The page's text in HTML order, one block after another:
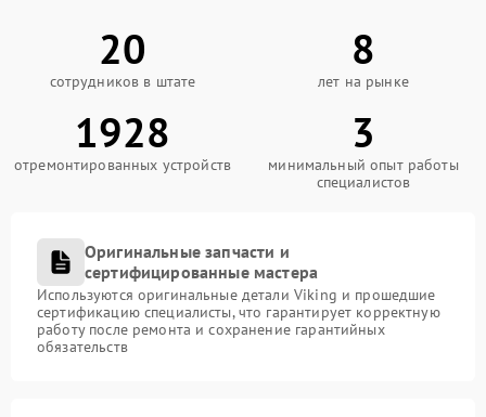
20
сотрудников в штате
8
лет на рынке
1928
отремонтированных устройств
3
минимальный опыт работы
специалистов
Оригинальные запчасти и
сертифицированные мастера
Используются оригинальные детали Viking и прошедшие
сертификацию специалисты, что гарантирует корректную
работу после ремонта и сохранение гарантийных
обязательств